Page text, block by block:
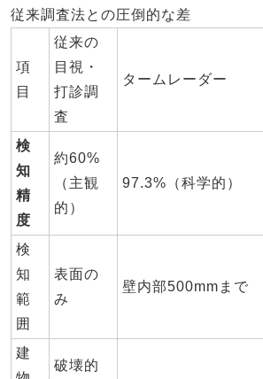
従来調査法との圧倒的な差
項
目
従来の
目視・
打診調
査
タームレーダー
検
知
精
度
約60%
（主観
的）
97.3%（科学的）
検
知
範
囲
表面の
み
壁内部500mmまで
建
破壊的